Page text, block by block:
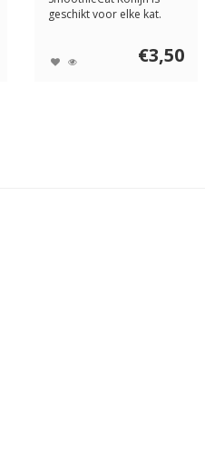
geschikt voor elke kat.
€3,50